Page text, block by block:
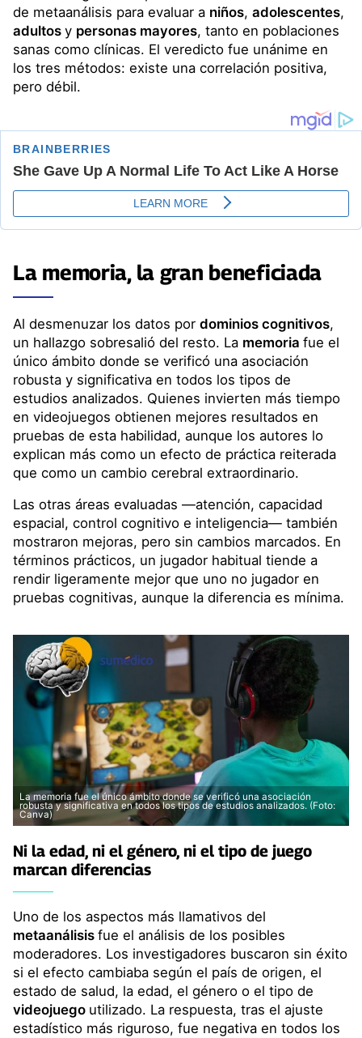
de metaanálisis para evaluar a niños, adolescentes,
adultos y personas mayores, tanto en poblaciones
sanas como clínicas. El veredicto fue unánime en
los tres métodos: existe una correlación positiva,
pero débil.
La memoria, la gran beneficiada
Al desmenuzar los datos por dominios cognitivos,
un hallazgo sobresalió del resto. La memoria fue el
único ámbito donde se verificó una asociación
robusta y significativa en todos los tipos de
estudios analizados. Quienes invierten más tiempo
en videojuegos obtienen mejores resultados en
pruebas de esta habilidad, aunque los autores lo
explican más como un efecto de práctica reiterada
que como un cambio cerebral extraordinario.
Las otras áreas evaluadas —atención, capacidad
espacial, control cognitivo e inteligencia— también
mostraron mejoras, pero sin cambios marcados. En
términos prácticos, un jugador habitual tiende a
rendir ligeramente mejor que uno no jugador en
pruebas cognitivas, aunque la diferencia es mínima.
La memoria fue el único ámbito donde se verificó una asociación
robusta y significativa en todos los tipos de estudios analizados. (Foto:
Canva)
Ni la edad, ni el género, ni el tipo de juego
marcan diferencias
Uno de los aspectos más llamativos del
metaanálisis fue el análisis de los posibles
moderadores. Los investigadores buscaron sin éxito
si el efecto cambiaba según el país de origen, el
estado de salud, la edad, el género o el tipo de
videojuego utilizado. La respuesta, tras el ajuste
estadístico más riguroso, fue negativa en todos los